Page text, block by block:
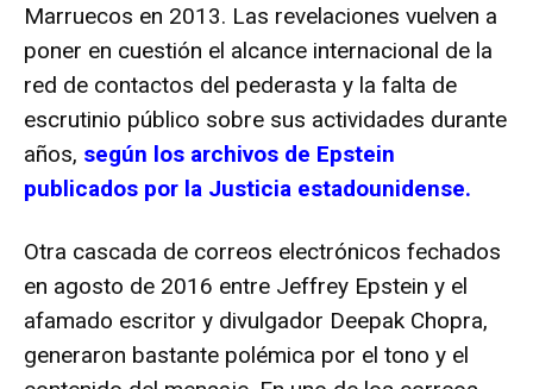
Marruecos en 2013. Las revelaciones vuelven a
poner en cuestión el alcance internacional de la
red de contactos del pederasta y la falta de
escrutinio público sobre sus actividades durante
años, según los archivos de Epstein
publicados por la Justicia estadounidense.
Otra cascada de correos electrónicos fechados
en agosto de 2016 entre Jeffrey Epstein y el
afamado escritor y divulgador Deepak Chopra,
generaron bastante polémica por el tono y el